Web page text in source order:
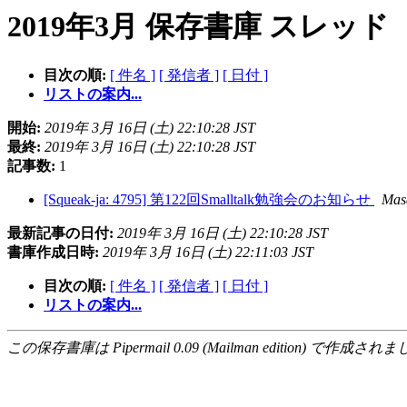
2019年3月 保存書庫 スレッド
目次の順: [ 件名 ] [ 発信者 ] [ 日付 ]
リストの案内...
開始: 2019年 3月 16日 (土) 22:10:28 JST
最終: 2019年 3月 16日 (土) 22:10:28 JST
記事数: 1
[Squeak-ja: 4795] 第122回Smalltalk勉強会のお知らせ
最新記事の日付: 2019年 3月 16日 (土) 22:10:28 JST
書庫作成日時: 2019年 3月 16日 (土) 22:11:03 JST
目次の順: [ 件名 ] [ 発信者 ] [ 日付 ]
リストの案内...
この保存書庫は Pipermail 0.09 (Mailman edition) で作成されま